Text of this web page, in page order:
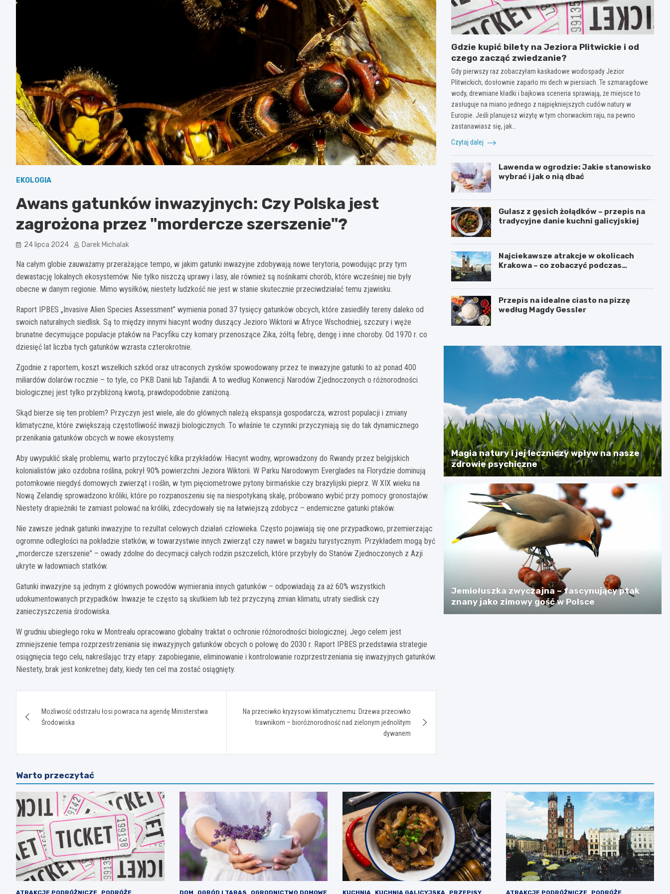
EKOLOGIA
Awans gatunków inwazyjnych: Czy Polska jest
zagrożona przez "mordercze szerszenie"?
24 lipca 2024 Darek Michalak
Na całym globie zauważamy przerażające tempo, w jakim gatunki inwazyjne zdobywają nowe terytoria, powodując przy tym
dewastację lokalnych ekosystemów. Nie tylko niszczą uprawy i lasy, ale również są nośnikami chorób, które wcześniej nie były
obecne w danym regionie. Mimo wysiłków, niestety ludzkość nie jest w stanie skutecznie przeciwdziałać temu zjawisku.
Raport IPBES „Invasive Alien Species Assessment” wymienia ponad 37 tysięcy gatunków obcych, które zasiedliły tereny daleko od
swoich naturalnych siedlisk. Są to między innymi hiacynt wodny duszący Jezioro Wiktorii w Afryce Wschodniej, szczury i węże
brunatne decymujące populacje ptaków na Pacyfiku czy komary przenoszące Zika, żółtą febrę, dengę i inne choroby. Od 1970 r. co
dziesięć lat liczba tych gatunków wzrasta czterokrotnie.
Zgodnie z raportem, koszt wszelkich szkód oraz utraconych zysków spowodowany przez te inwazyjne gatunki to aż ponad 400
miliardów dolarów rocznie – to tyle, co PKB Danii lub Tajlandii. A to według Konwencji Narodów Zjednoczonych o różnorodności
biologicznej jest tylko przybliżoną kwotą, prawdopodobnie zaniżoną.
Skąd bierze się ten problem? Przyczyn jest wiele, ale do głównych należą ekspansja gospodarcza, wzrost populacji i zmiany
klimatyczne, które zwiększają częstotliwość inwazji biologicznych. To właśnie te czynniki przyczyniają się do tak dynamicznego
przenikania gatunków obcych w nowe ekosystemy.
Aby uwypuklić skalę problemu, warto przytoczyć kilka przykładów. Hiacynt wodny, wprowadzony do Rwandy przez belgijskich
kolonialistów jako ozdobna roślina, pokrył 90% powierzchni Jeziora Wiktorii. W Parku Narodowym Everglades na Florydzie dominują
potomkowie niegdyś domowych zwierząt i roślin, w tym pięciometrowe pytony birmańskie czy brazylijski pieprz. W XIX wieku na
Nową Zelandię sprowadzono króliki, które po rozpanoszeniu się na niespotykaną skalę, próbowano wybić przy pomocy gronostajów.
Niestety drapieżniki te zamiast polować na króliki, zdecydowały się na łatwiejszą zdobycz – endemiczne gatunki ptaków.
Nie zawsze jednak gatunki inwazyjne to rezultat celowych działań człowieka. Często pojawiają się one przypadkowo, przemierzając
ogromne odległości na pokładzie statków, w towarzystwie innych zwierząt czy nawet w bagażu turystycznym. Przykładem mogą być
„mordercze szerszenie” – owady zdolne do decymacji całych rodzin pszczelich, które przybyły do Stanów Zjednoczonych z Azji
ukryte w ładowniach statków.
Gatunki inwazyjne są jednym z głównych powodów wymierania innych gatunków – odpowiadają za aż 60% wszystkich
udokumentowanych przypadków. Inwazje te często są skutkiem lub też przyczyną zmian klimatu, utraty siedlisk czy
zanieczyszczenia środowiska.
W grudniu ubiegłego roku w Montrealu opracowano globalny traktat o ochronie różnorodności biologicznej. Jego celem jest
zmniejszenie tempa rozprzestrzeniania się inwazyjnych gatunków obcych o połowę do 2030 r. Raport IPBES przedstawia strategie
osiągnięcia tego celu, nakreślając trzy etapy: zapobieganie, eliminowanie i kontrolowanie rozprzestrzeniania się inwazyjnych gatunków.
Niestety, brak jest konkretnej daty, kiedy ten cel ma zostać osiągnięty.
wpisuMożliwość odstrzału łosi powraca na agendę Ministerstwa
Środowiska
Na przeciwko kryzysowi klimatycznemu: Drzewa przeciwko
trawnikom – bioróżnorodność nad zielonym jednolitym
dywanem
Gdzie kupić bilety na Jeziora Plitwickie i od
czego zacząć zwiedzanie?
Gdy pierwszy raz zobaczyłam kaskadowe wodospady Jezior
Plitwickich, dosłownie zaparło mi dech w piersiach. Te szmaragdowe
wody, drewniane kładki i bajkowa sceneria sprawiają, że miejsce to
zasługuje na miano jednego z najpiękniejszych cudów natury w
Europie. Jeśli planujesz wizytę w tym chorwackim raju, na pewno
zastanawiasz się, jak…
Czytaj dalej
Lawenda w ogrodzie: Jakie stanowisko
wybrać i jak o nią dbać
Gulasz z gęsich żołądków – przepis na
tradycyjne danie kuchni galicyjskiej
Najciekawsze atrakcje w okolicach
Krakowa – co zobaczyć podczas
Przepis na idealne ciasto na pizzę
według Magdy Gessler
Magia natury i jej leczniczy wpływ na nasze
zdrowie psychiczne
Jemiołuszka zwyczajna – fascynujący ptak
znany jako zimowy gość w Polsce
Warto przeczytać
ATRAKCJE PODRÓŻNICZE PODRÓŻE DOM OGRÓD I TARAS OGRODNICTWO DOMOWE KUCHNIA KUCHNIA GALICYJSKA PRZEPISY ATRAKCJE PODRÓŻNICZE PODRÓŻE